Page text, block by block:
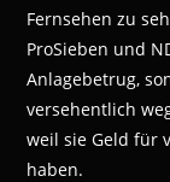
Fernsehen zu
ProSieben und
Anlagebetrug,
versehentlich
weil sie Geld für
haben.